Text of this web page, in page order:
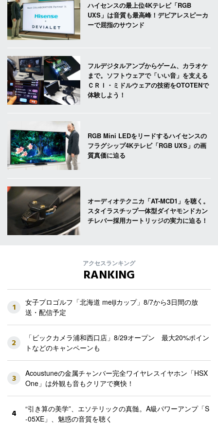
ハイセンスの最上位4Kテレビ「RGB
UXS」は音質も最高峰！デビアレスピーカ
ーで屈指のサウンド
フルデジタルアンプからゲーム、カラオケ
まで。ソフトウェアで「いい音」を支える
ＣＲＩ・ミドルウェアの技術をOTOTENで
体験しよう！
RGB Mini LEDをリードするハイセンスの
フラグシップ4Kテレビ「RGB UXS」の画
質真価に迫る
オーディオテクニカ「AT-MCD1」を聴く。
スタイラスチップ一体型ダイヤモンドカン
チレバー採用カートリッジの実力に迫る！
アクセスランキング
RANKING
1
女子プロゴルフ「北海道 meijiカップ」8/7から3日間の放
送・配信予定
2
「ビックカメラ浦和西口店」8/29オープン 最大20%ポイン
トなどのキャンペーンも
3
Acoustuneの金属チャンバー完全ワイヤレスイヤホン「HSX
One」は外観も音もクリアで爽快！
4
“引き算の美学”、エソテリックの真髄。A級パワーアンプ「S
-05XE」、魅惑の音質を聴く